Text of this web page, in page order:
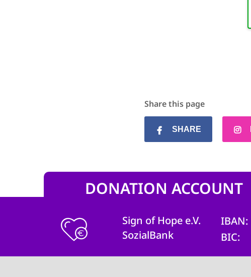
Share this page
SHARE
DONATION ACCOUNT
Sign of Hope e.V.
SozialBank
IBAN
BIC